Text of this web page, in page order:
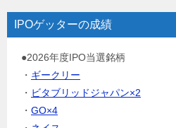
IPOゲッターの成績
●2026年度IPO当選銘柄
・ ギークリー
・ ビタブリッドジャパン×2
・ GO×4